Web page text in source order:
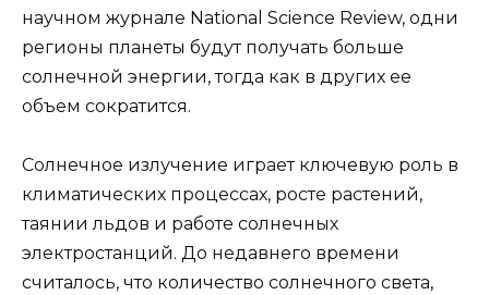
научном журнале National Science Review, одни
регионы планеты будут получать больше
солнечной энергии, тогда как в других ее
объем сократится.
Солнечное излучение играет ключевую роль в
климатических процессах, росте растений,
таянии льдов и работе солнечных
электростанций. До недавнего времени
считалось, что количество солнечного света,